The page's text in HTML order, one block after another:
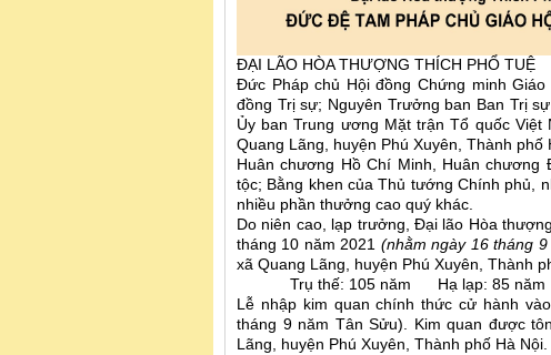
ĐẠI LÃO HÒA THƯỢNG THÍCH PHỔ TUỆ
Đức Pháp chủ Hội đồng Chứng minh
đồng Trị sự; Nguyên Trưởng ban Ban Trị
Ủy ban Trung ương Mặt trận Tổ quốc
Quang Lãng, huyện Phú Xuyên, Thành phố
Huân chương Hồ Chí Minh, Huân
tộc; Bằng khen của Thủ tướng Chính phủ,
nhiều phần thưởng cao quý khác.
Do niên cao, lạp trưởng, Đại lão Hòa
tháng 10 năm 2021 (nhằm ngày 16 tháng
xã Quang Lãng, huyện Phú Xuyên, Thành
Trụ thế: 105 năm Hạ lạp: 85 năm
Lễ nhập kim quan chính thức cử hành
tháng 9 năm Tân Sửu). Kim quan được
Lãng, huyện Phú Xuyên, Thành phố Hà Nội.